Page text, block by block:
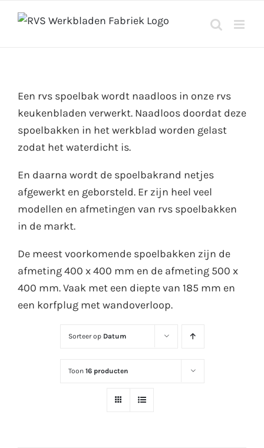
naar
Een rvs spoelbak wordt naadloos in onze rvs
keukenbladen verwerkt. Naadloos doordat deze
spoelbakken in het werkblad worden gelast
zodat het waterdicht is.
En daarna wordt de spoelbakrand netjes
afgewerkt en geborsteld. Er zijn heel veel
modellen en afmetingen van rvs spoelbakken
in de markt.
De meest voorkomende spoelbakken zijn de
afmeting 400 x 400 mm en de afmeting 500 x
400 mm. Vaak met een diepte van 185 mm en
een korfplug met wandoverloop.
Sorteer op Datum
Toon 16 producten